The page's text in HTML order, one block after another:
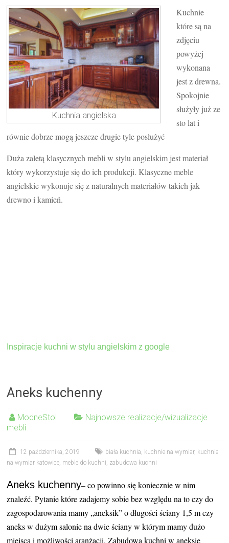
Kuchnia angielska
Kuchnie
które są na
zdjęciu
powyżej
wykonana
jest z drewna.
Spokojnie
służyły już ze
sto lat i
równie dobrze mogą jeszcze drugie tyle posłużyć
Duża zaletą klasycznych mebli w stylu angielskim jest materiał
który wykorzystuje się do ich produkcji. Klasyczne meble
angielskie wykonuje się z naturalnych materiałów takich jak
drewno i kamień.
Inspiracje kuchni w stylu angielskim z google
Aneks kuchenny
ModneStol
Najnowsze realizacje/wizualizacje
mebli
12 października, 2019 biała kuchnia, kuchnie na wymiar, kuchnie
na wymiar katowice, meble do kuchni, zabudowa kuchni
Aneks kuchenny– co powinno się koniecznie w nim
znaleźć. Pytanie które zadajemy sobie bez względu na to czy do
zagospodarowania mamy „aneksik” o długości ściany 1,5 m czy
aneks w dużym salonie na dwie ściany w którym mamy dużo
miejsca i możliwości aranżacji. Zabudowa kuchni w aneksie